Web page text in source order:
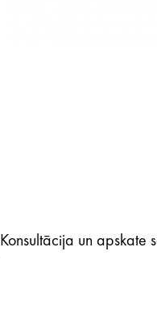
Konsultācija un apskate